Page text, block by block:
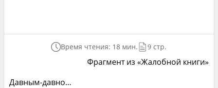
Время чтения: 18 мин. 9 стр.
Фрагмент из «Жалобной книги»
Давным-давно…